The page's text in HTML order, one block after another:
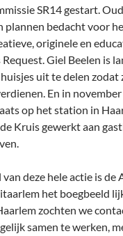
SR14 gestart.
plannen bedacht voor
originele en
Giel Beelen is
uit te delen zodat
En in
op het station in
Kruis gewerkt aan
deze hele actie is de
het boegbeeld
zochten we
samen te werken,